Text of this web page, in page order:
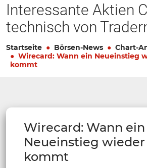
Interessante Aktien
technisch von
Startseite Börsen-News
Chart-
Wirecard: Wann ein Neueinstieg
kommt
Wirecard: Wann ein
Neueinstieg
kommt